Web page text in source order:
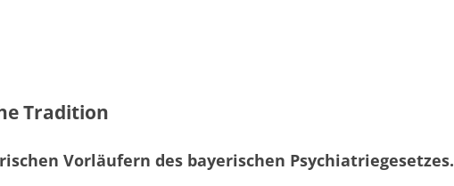
Tradition
Vorläufern des bayerischen Psychiatriegesetzes.